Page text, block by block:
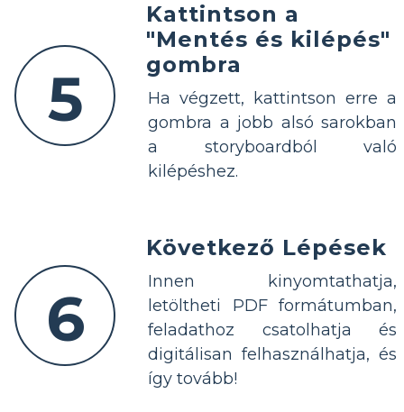
5
Kattintson a
"Mentés és kilépés"
gombra
Ha végzett, kattintson erre a
gombra a jobb alsó sarokban
a storyboardból való
kilépéshez.
6
Következő Lépések
Innen kinyomtathatja,
letöltheti PDF formátumban,
feladathoz csatolhatja és
digitálisan felhasználhatja, és
így tovább!